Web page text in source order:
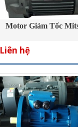
Motor Giảm Tốc
Liên hệ